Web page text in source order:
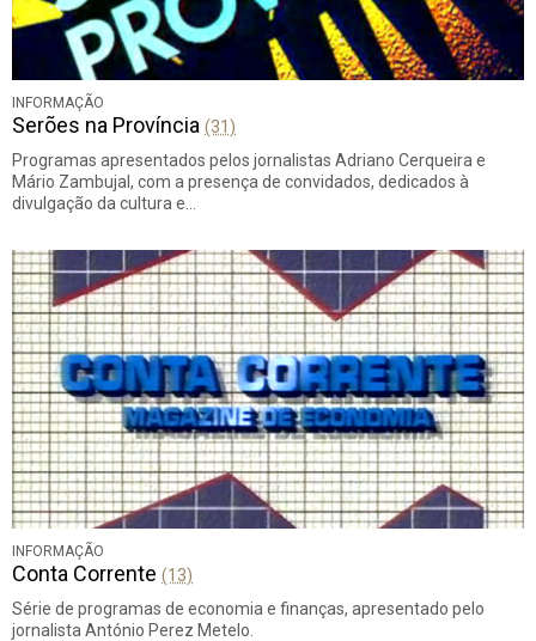
INFORMAÇÃO
Serões na Província (31)
Programas apresentados pelos jornalistas Adriano Cerqueira e
Mário Zambujal, com a presença de convidados, dedicados à
divulgação da cultura e…
INFORMAÇÃO
Conta Corrente (13)
Série de programas de economia e finanças, apresentado pelo
jornalista António Perez Metelo.